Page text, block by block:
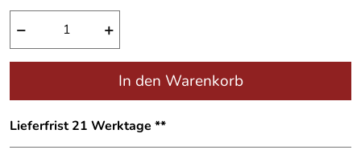
− +
In den Warenkorb
Lieferfrist 21 Werktage **